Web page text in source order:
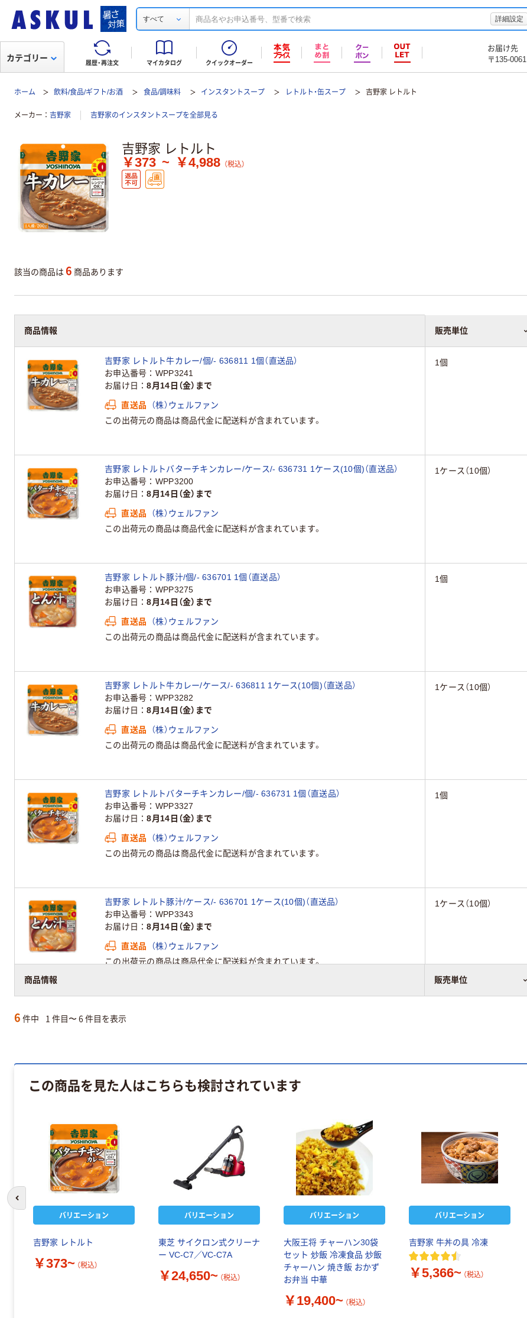
すべて 詳細設定
履歴・再注文 マイカタログ クイックオーダー
お届け先
〒135-0061
カテゴリー
ホーム 飲料/食品/ギフト/お酒 食品/調味料 インスタントスープ レトルト・缶スープ 吉野家 レトルト
メーカー 吉野家 吉野家のインスタントスープを全部見る
吉野家 レトルト
￥373 ~ ￥4,988 （税込）
該当の商品は 6 商品あります
商品情報 販売単位
商品情報 販売単位
吉野家 レトルト牛カレー/個/- 636811 1個（直送品）
お申込番号
WPP3241
お届け日
8月14日（金）まで
直送品
（株）ウェルファン
この出荷元の商品は商品代金に配送料が含まれています。
1個
吉野家 レトルトバターチキンカレー/ケース/- 636731 1ケース(10個)（直送品）
お申込番号
WPP3200
お届け日
8月14日（金）まで
直送品
（株）ウェルファン
この出荷元の商品は商品代金に配送料が含まれています。
1ケース（10個）
吉野家 レトルト豚汁/個/- 636701 1個（直送品）
お申込番号
WPP3275
お届け日
8月14日（金）まで
直送品
（株）ウェルファン
この出荷元の商品は商品代金に配送料が含まれています。
1個
吉野家 レトルト牛カレー/ケース/- 636811 1ケース(10個)（直送品）
お申込番号
WPP3282
お届け日
8月14日（金）まで
直送品
（株）ウェルファン
この出荷元の商品は商品代金に配送料が含まれています。
1ケース（10個）
吉野家 レトルトバターチキンカレー/個/- 636731 1個（直送品）
お申込番号
WPP3327
お届け日
8月14日（金）まで
直送品
（株）ウェルファン
この出荷元の商品は商品代金に配送料が含まれています。
1個
吉野家 レトルト豚汁/ケース/- 636701 1ケース(10個)（直送品）
お申込番号
WPP3343
お届け日
8月14日（金）まで
直送品
（株）ウェルファン
この出荷元の商品は商品代金に配送料が含まれています。
1ケース（10個）
6 件中 1 件目〜 6 件目を表示
この商品を見た人はこちらも検討されています
バリエーション
吉野家 レトルト
￥373~ （税込）
バリエーション
東芝 サイクロン式クリーナ
ー VC-C7／VC-C7A
￥24,650~ （税込）
バリエーション
大阪王将 チャーハン30袋
セット 炒飯 冷凍食品 炒飯
チャーハン 焼き飯 おかず
お弁当 中華
￥19,400~ （税込）
バリエーション
吉野家 牛丼の具 冷凍
￥5,366~ （税込）
前のスライドへ